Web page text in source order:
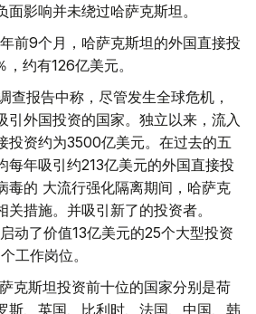
影响并未绕过哈萨克斯坦。
前9个月，哈萨克斯坦的外国直接投
约有126亿美元。
查报告中称，尽管发生全球危机，
引外国投资的国家。独立以来，流入
投资约为3500亿美元。在过去的五
每年吸引约213亿美元的外国直接投
毒的 大流行强化隔离期间，哈萨克
措施。并吸引新了的投资者。
动了价值13亿美元的25个大型投资
工作岗位。
克斯坦投资前十位的国家分别是荷
斯、英国、比利时、法国、中国、韩